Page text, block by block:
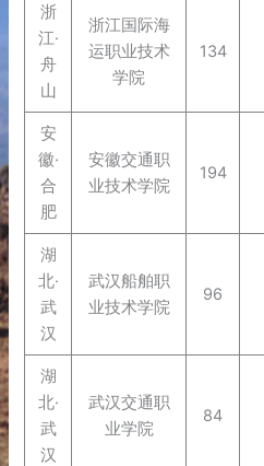
浙
江·
舟
山
浙江国际海
运职业技术
学院
134
安
徽·
合
肥
安徽交通职
业技术学院
194
湖
北·
武
汉
武汉船舶职
业技术学院
96
湖
北·
武
汉
武汉交通职
业学院
84